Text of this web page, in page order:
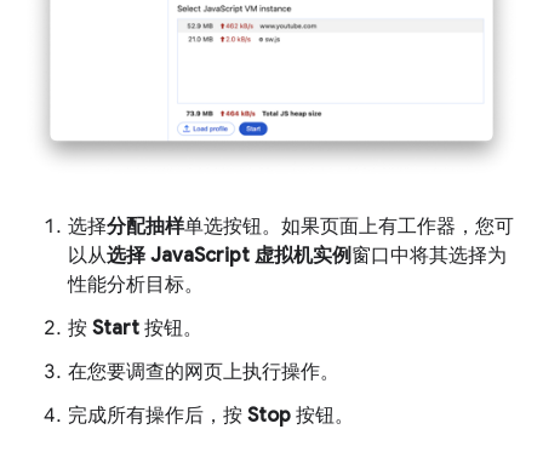
选择分配抽样单选按钮。如果页面上有工作器，您可
以从选择 JavaScript 虚拟机实例 窗口中将其选择为
性能分析目标。
按 Start 按钮。
在您要调查的网页上执行操作。
完成所有操作后，按 Stop 按钮。